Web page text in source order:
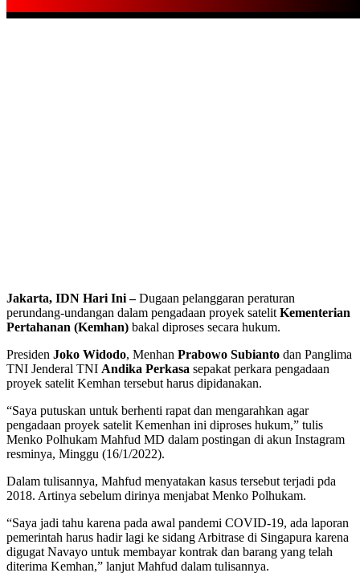
Jakarta, IDN Hari Ini –Dugaan pelanggaran peraturan
perundang-undangan dalam pengadaan proyek satelit Kementerian
Pertahanan (Kemhan) bakal diproses secara hukum.
Presiden Joko Widodo, Menhan Prabowo Subianto dan Panglima
TNI Jenderal TNI Andika Perkasa sepakat perkara pengadaan
proyek satelit Kemhan tersebut harus dipidanakan.
“Saya putuskan untuk berhenti rapat dan mengarahkan agar
pengadaan proyek satelit Kemenhan ini diproses hukum,” tulis
Menko Polhukam Mahfud MD dalam postingan di akun Instagram
resminya, Minggu (16/1/2022).
Dalam tulisannya, Mahfud menyatakan kasus tersebut terjadi pda
2018. Artinya sebelum dirinya menjabat Menko Polhukam.
“Saya jadi tahu karena pada awal pandemi COVID-19, ada laporan
pemerintah harus hadir lagi ke sidang Arbitrase di Singapura karena
digugat Navayo untuk membayar kontrak dan barang yang telah
diterima Kemhan,” lanjut Mahfud dalam tulisannya.